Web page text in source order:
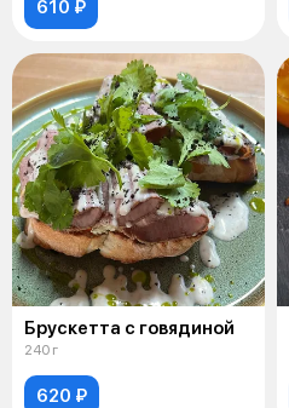
610 ₽
Брускетта c говядиной
240 г
620 ₽